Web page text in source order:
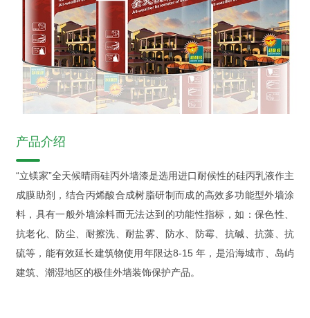
产品介绍
“立镁家”全天候晴雨硅丙外墙漆是选用进口耐候性的硅丙乳液作主
成膜助剂，结合丙烯酸合成树脂研制而成的高效多功能型外墙涂
料，具有一般外墙涂料而无法达到的功能性指标，如：保色性、
抗老化、防尘、耐擦洗、耐盐雾、防水、防霉、抗碱、抗藻、抗
硫等，能有效延长建筑物使用年限达8-15 年，是沿海城市、岛屿
建筑、潮湿地区的极佳外墙装饰保护产品。